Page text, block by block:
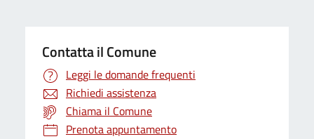
Contatta il Comune
Leggi le domande frequenti
Richiedi assistenza
Chiama il Comune
Prenota appuntamento